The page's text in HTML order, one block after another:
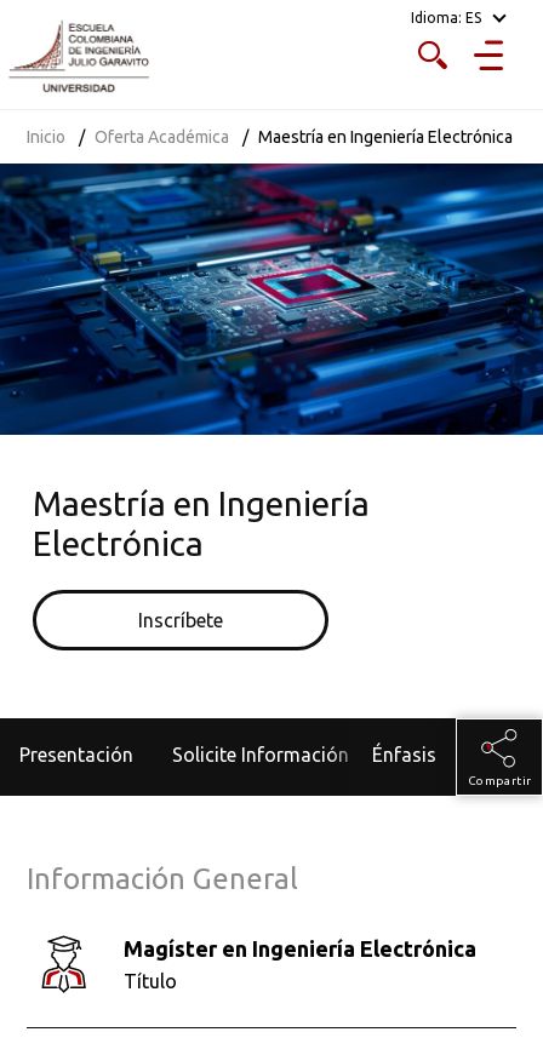
Idioma: ES
Inicio Oferta Académica Maestría en Ingeniería Electrónica
Maestría en Ingeniería
Electrónica
Inscríbete
Presentación Solicite Información Admisiones
Énfasis
Compartir
Información General
Magíster en Ingeniería Electrónica
Título